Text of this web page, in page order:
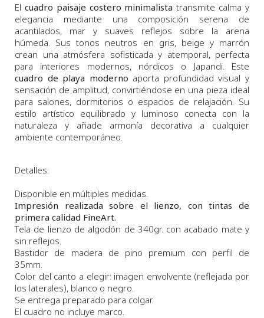
El cuadro paisaje costero minimalista transmite calma y
elegancia mediante una composición serena de
acantilados, mar y suaves reflejos sobre la arena
húmeda. Sus tonos neutros en gris, beige y marrón
crean una atmósfera sofisticada y atemporal, perfecta
para interiores modernos, nórdicos o Japandi. Este
cuadro de playa moderno aporta profundidad visual y
sensación de amplitud, convirtiéndose en una pieza ideal
para salones, dormitorios o espacios de relajación. Su
estilo artístico equilibrado y luminoso conecta con la
naturaleza y añade armonía decorativa a cualquier
ambiente contemporáneo.
Detalles:
Disponible en múltiples medidas.
Impresión realizada sobre el lienzo, con tintas de
primera calidad FineArt.
Tela de lienzo de algodón de 340gr. con acabado mate y
sin reflejos.
Bastidor de madera de pino premium con perfil de
35mm.
Color del canto a elegir: imagen envolvente (reflejada por
los laterales), blanco o negro.
Se entrega preparado para colgar.
El cuadro no incluye marco.